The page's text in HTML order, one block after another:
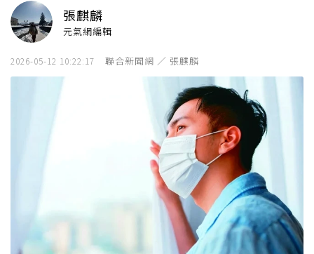
張麒麟
元氣網編輯
2026-05-12 10:22:17 聯合新聞網 ／ 張麒麟